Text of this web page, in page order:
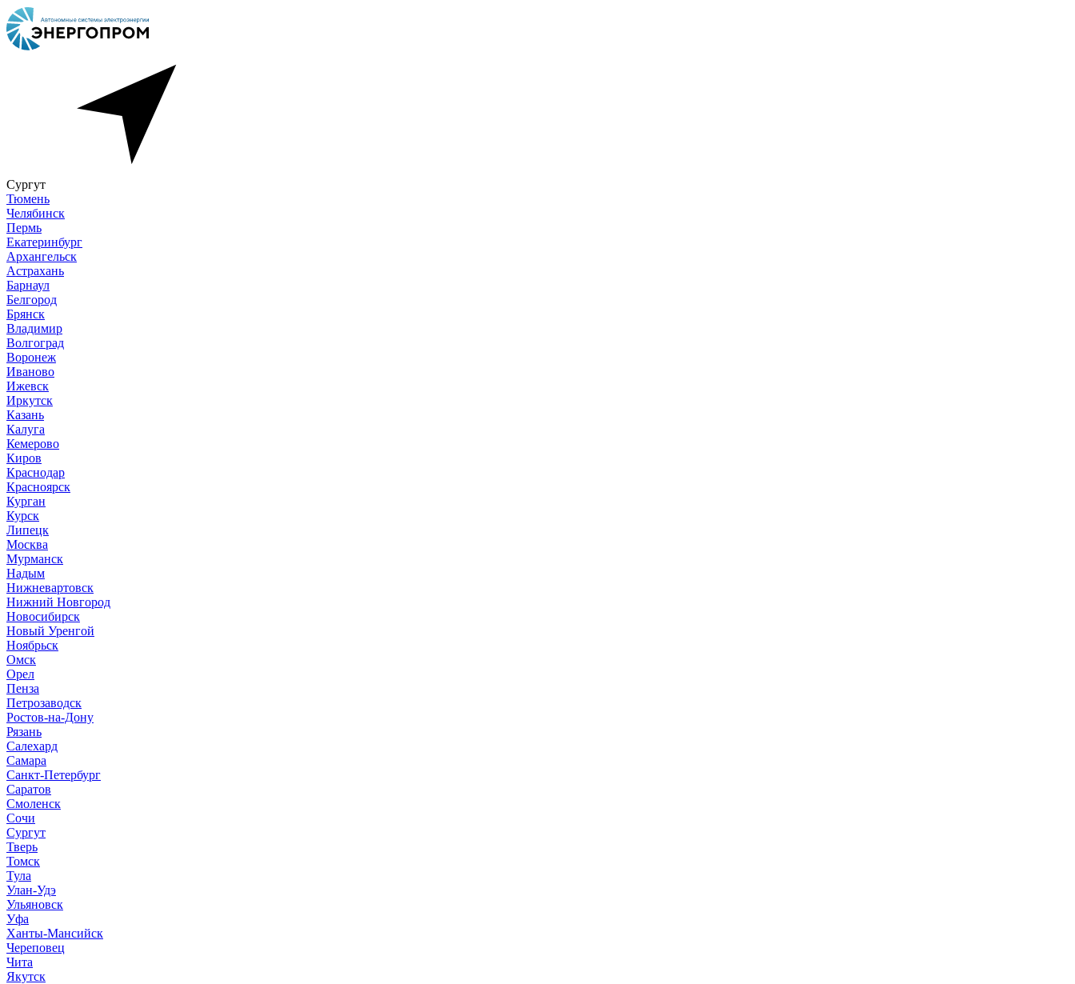
Сургут
Тюмень
Челябинск
Пермь
Екатеринбург
Архангельск
Астрахань
Барнаул
Белгород
Брянск
Владимир
Волгоград
Воронеж
Иваново
Ижевск
Иркутск
Казань
Калуга
Кемерово
Киров
Краснодар
Красноярск
Курган
Курск
Липецк
Москва
Мурманск
Надым
Нижневартовск
Нижний Новгород
Новосибирск
Новый Уренгой
Ноябрьск
Омск
Орел
Пенза
Петрозаводск
Ростов-на-Дону
Рязань
Салехард
Самара
Санкт-Петербург
Саратов
Смоленск
Сочи
Сургут
Тверь
Томск
Тула
Улан-Удэ
Ульяновск
Уфа
Ханты-Мансийск
Череповец
Чита
Якутск